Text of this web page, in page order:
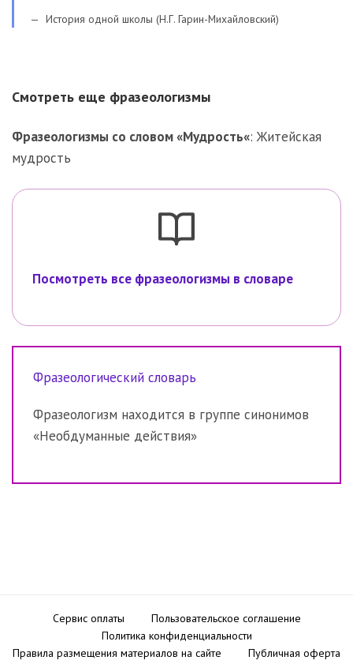
История одной школы (Н.Г. Гарин-Михайловский)
Смотреть еще фразеологизмы
Фразеологизмы со словом «Мудрость«: Житейская
мудрость
Посмотреть все фразеологизмы в словаре
Фразеологический словарь
Фразеологизм находится в группе синонимов
«Необдуманные действия»
Сервис оплаты
Пользовательское соглашение
Политика конфиденциальности
Правила размещения материалов на сайте
Публичная оферта